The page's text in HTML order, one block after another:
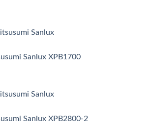
Sanlux XPB1700
Sanlux XPB2800-2